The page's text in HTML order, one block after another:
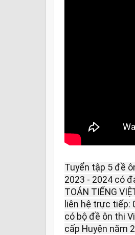
Tuyển tập 5 đề
2023 - 2024 có
TOÁN TIẾNG
liên hệ trực tiếp:
có bộ đề ôn thi
cấp Huyện năm